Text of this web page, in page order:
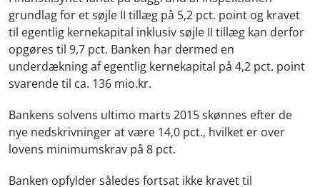
grundlag for et søjle II tillæg på 5,2 pct. point og kravet
til egentlig kernekapital inklusiv søjle II tillæg kan derfor
opgøres til 9,7 pct. Banken har dermed en
underdækning af egentlig kernekapital på 4,2 pct. point
svarende til ca. 136 mio.kr.
Bankens solvens ultimo marts 2015 skønnes efter de
nye nedskrivninger at være 14,0 pct., hvilket er over
lovens minimumskrav på 8 pct.
Banken opfylder således fortsat ikke kravet til